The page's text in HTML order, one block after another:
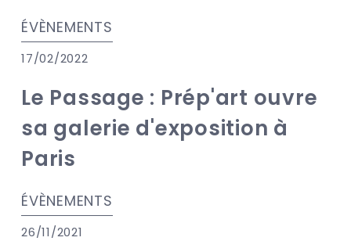
ÉVÈNEMENTS
17/02/2022
Le Passage : Prép'art ouvre
sa galerie d'exposition à
Paris
ÉVÈNEMENTS
26/11/2021